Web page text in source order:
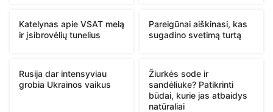
Katelynas apie VSAT melą
ir įsibrovėlių tunelius
Pareigūnai aiškinasi, kas
sugadino svetimą turtą
Rusija dar intensyviau
grobia Ukrainos vaikus
Žiurkės sode ir
sandėliuke? Patikrinti
būdai, kurie jas atbaidys
natūraliai